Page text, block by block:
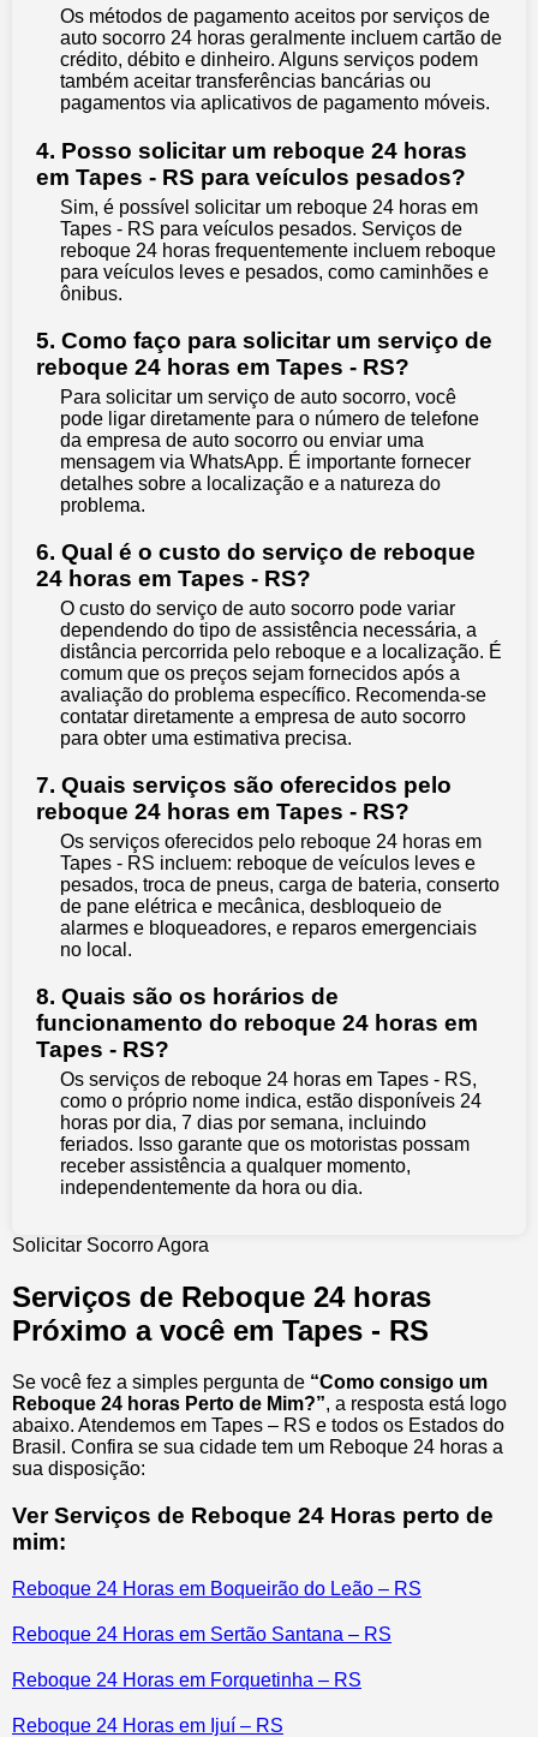
Os métodos de pagamento aceitos por serviços de
auto socorro 24 horas geralmente incluem cartão de
crédito, débito e dinheiro. Alguns serviços podem
também aceitar transferências bancárias ou
pagamentos via aplicativos de pagamento móveis.
4. Posso solicitar um reboque 24 horas
em Tapes - RS para veículos pesados?
Sim, é possível solicitar um reboque 24 horas em
Tapes - RS para veículos pesados. Serviços de
reboque 24 horas frequentemente incluem reboque
para veículos leves e pesados, como caminhões e
ônibus.
5. Como faço para solicitar um serviço de
reboque 24 horas em Tapes - RS?
Para solicitar um serviço de auto socorro, você
pode ligar diretamente para o número de telefone
da empresa de auto socorro ou enviar uma
mensagem via WhatsApp. É importante fornecer
detalhes sobre a localização e a natureza do
problema.
6. Qual é o custo do serviço de reboque
24 horas em Tapes - RS?
O custo do serviço de auto socorro pode variar
dependendo do tipo de assistência necessária, a
distância percorrida pelo reboque e a localização. É
comum que os preços sejam fornecidos após a
avaliação do problema específico. Recomenda-se
contatar diretamente a empresa de auto socorro
para obter uma estimativa precisa.
7. Quais serviços são oferecidos pelo
reboque 24 horas em Tapes - RS?
Os serviços oferecidos pelo reboque 24 horas em
Tapes - RS incluem: reboque de veículos leves e
pesados, troca de pneus, carga de bateria, conserto
de pane elétrica e mecânica, desbloqueio de
alarmes e bloqueadores, e reparos emergenciais
no local.
8. Quais são os horários de
funcionamento do reboque 24 horas em
Tapes - RS?
Os serviços de reboque 24 horas em Tapes - RS,
como o próprio nome indica, estão disponíveis 24
horas por dia, 7 dias por semana, incluindo
feriados. Isso garante que os motoristas possam
receber assistência a qualquer momento,
independentemente da hora ou dia.
Solicitar Socorro Agora
Serviços de Reboque 24 horas
Próximo a você em Tapes - RS
Se você fez a simples pergunta de “Como consigo um
Reboque 24 horas Perto de Mim?”, a resposta está logo
abaixo. Atendemos em Tapes – RS e todos os Estados do
Brasil. Confira se sua cidade tem um Reboque 24 horas a
sua disposição:
Ver Serviços de Reboque 24 Horas perto de
mim:
Reboque 24 Horas em Boqueirão do Leão – RS
Reboque 24 Horas em Sertão Santana – RS
Reboque 24 Horas em Forquetinha – RS
Reboque 24 Horas em Ijuí – RS